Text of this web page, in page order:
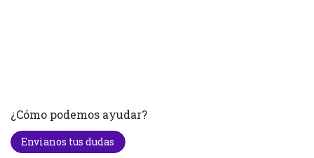
¿Cómo podemos ayudar?
Envianos tus dudas